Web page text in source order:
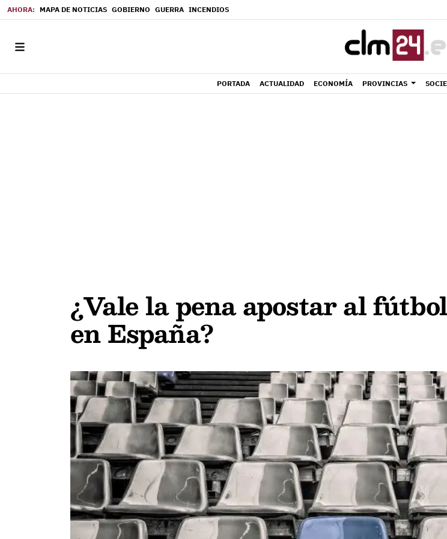
MAPA DE NOTICIAS GOBIERNO GUERRA INCENDIOS
PORTADA ACTUALIDAD ECONOMÍA PROVINCIAS
¿Vale la pena apostar al
en España?